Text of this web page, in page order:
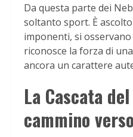
Da questa parte dei
soltanto sport. È
imponenti, si
riconosce la forza di
ancora un carattere
La Cascata
cammino